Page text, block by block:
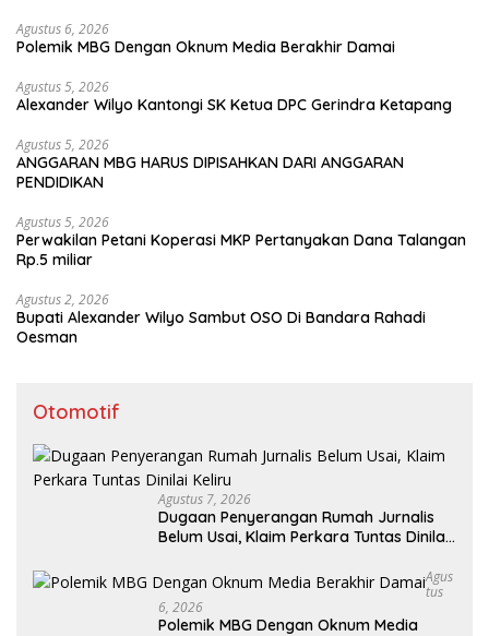
Agustus 6, 2026
Polemik MBG Dengan Oknum Media Berakhir Damai
Agustus 5, 2026
Alexander Wilyo Kantongi SK Ketua DPC Gerindra Ketapang
Agustus 5, 2026
ANGGARAN MBG HARUS DIPISAHKAN DARI ANGGARAN
PENDIDIKAN
Agustus 5, 2026
Perwakilan Petani Koperasi MKP Pertanyakan Dana Talangan
Rp.5 miliar
Agustus 2, 2026
Bupati Alexander Wilyo Sambut OSO Di Bandara Rahadi
Oesman
Otomotif
Agustus 7, 2026
Dugaan Penyerangan Rumah Jurnalis
Belum Usai, Klaim Perkara Tuntas Dinilai
Agus
Tus
6, 2026
Polemik MBG Dengan Oknum Media